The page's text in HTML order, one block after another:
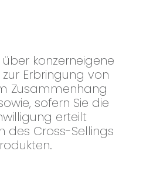
konzerneigene
Erbringung von
Zusammenhang
sofern Sie die
erteilt
des Cross-Sellings